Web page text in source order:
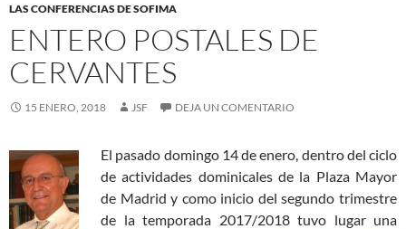
LAS CONFERENCIAS DE SOFIMA
ENTERO POSTALES DE
CERVANTES
15 ENERO, 2018 JSF DEJA UN COMENTARIO
El pasado domingo 14 de enero, dentro del ciclo
de actividades dominicales de la Plaza Mayor
de Madrid y como inicio del segundo trimestre
de la temporada 2017/2018 tuvo lugar una